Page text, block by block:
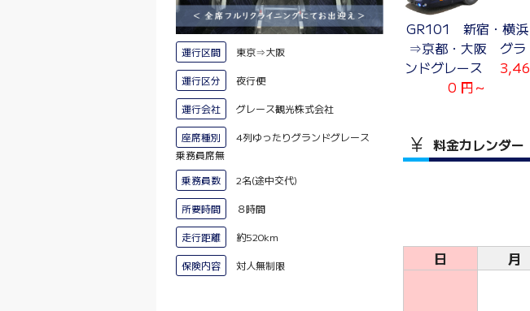
運行区間 東京⇒大阪
運行区分 夜行便
運行会社 グレース観光株式会社
座席種別
4列ゆったりグランドグレース
乗務員席無
乗務員数
2名(途中交代)
所要時間 ８時間
走行距離 約520km
保険内容 対人無制限
GR101 新宿・横浜
⇒京都・大阪 グラ
ンドグレース 3,46
0 円～
料金カレンダー
日
月